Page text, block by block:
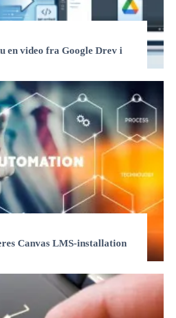
en video fra Google Drev i
Canvas LMS-installation